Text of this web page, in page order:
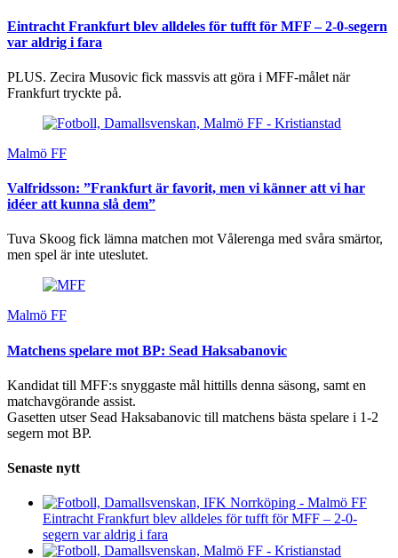
Eintracht Frankfurt blev alldeles för tufft för MFF – 2-0-segern
var aldrig i fara
PLUS. Zecira Musovic fick massvis att göra i MFF-målet när
Frankfurt tryckte på.
Malmö FF
Valfridsson: ”Frankfurt är favorit, men vi känner att vi har
idéer att kunna slå dem”
Tuva Skoog fick lämna matchen mot Vålerenga med svåra smärtor,
men spel är inte uteslutet.
Malmö FF
Matchens spelare mot BP: Sead Haksabanovic
Kandidat till MFF:s snyggaste mål hittills denna säsong, samt en
matchavgörande assist.
Gasetten utser Sead Haksabanovic till matchens bästa spelare i 1-2
segern mot BP.
Senaste nytt
Eintracht Frankfurt blev alldeles för tufft för MFF – 2-0-
segern var aldrig i fara